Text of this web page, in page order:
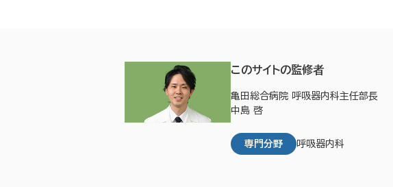
このサイトの監修者
亀田総合病院 呼吸器内科主任部長
中島 啓
専門分野 呼吸器内科